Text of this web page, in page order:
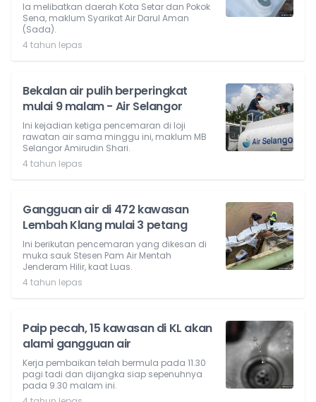
Ia melibatkan daerah Kota Setar dan Pokok
Sena, maklum Syarikat Air Darul Aman
(Sada).
4 tahun lepas
Bekalan air pulih berperingkat
mulai 9 malam - Air Selangor
Ini kejadian ketiga pencemaran di loji
rawatan air sama minggu ini, maklum MB
Selangor Amirudin Shari.
4 tahun lepas
Gangguan air di 472 kawasan
Lembah Klang mulai 3 petang
Ini berikutan pencemaran yang dikesan di
muka sauk Stesen Pam Air Mentah
Jenderam Hilir, kaat Luas.
4 tahun lepas
Paip pecah, 15 kawasan di KL akan
alami gangguan air
Kerja pembaikan telah bermula pada 11.30
pagi tadi dan dijangka siap sepenuhnya
pada 9.30 malam ini.